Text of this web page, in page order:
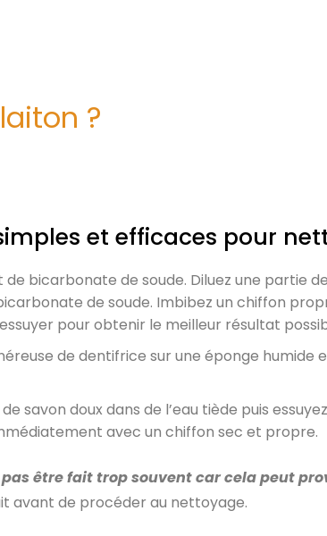
?
et efficaces pour
de bicarbonate de soude. Diluez une partie
de soude. Imbibez un chiffon
pour obtenir le meilleur résultat
de dentifrice sur une éponge humide
savon doux dans de l’eau tiède puis
avec un chiffon sec et propre.
être fait trop souvent car cela peut
avant de procéder au nettoyage.